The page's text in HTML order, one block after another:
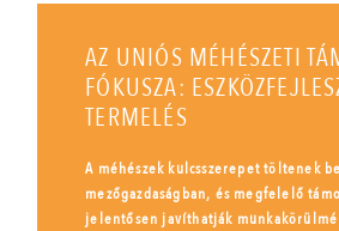
AZ UNIÓS MÉHÉSZETI
FÓKUSZA:
TERMELÉS
A méhészek kulcsszerepet töltenek
mezőgazdaságban, és megfelelő
jelentősen javíthatják